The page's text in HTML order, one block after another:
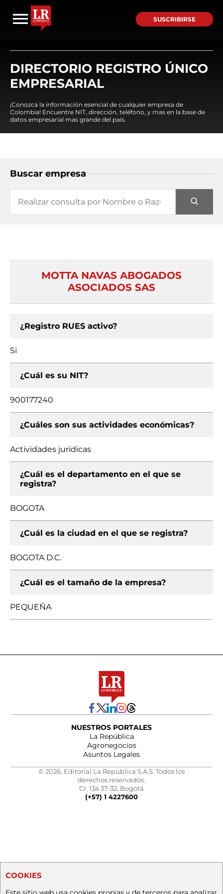
SUSCRIBIRSE
DIRECTORIO REGISTRO ÚNICO
EMPRESARIAL
¡Conozca la información esencial de cualquier empresa de
Colombia! Encuentre NIT, dirección, teléfono, y mas en la base de
datos empresarial mas grande del país.
Buscar empresa
MOTTA NAVAS ABOGADOS
ASOCIADOS SAS
¿Registro RUES activo?
Si
¿Cuál es su NIT?
900177240
¿Cuáles son sus actividades económicas?
Actividades jurídicas
¿Cuál es el departamento en el que se
registra?
BOGOTA
¿Cuál es la ciudad en el que se registra?
BOGOTA D.C.
¿Cuál es el tamaño de la empresa?
PEQUEÑA
NUESTROS PORTALES
La República
Agronegocios
Asuntos Legales
© 2026, Editorial La República S.A.S. Todos los
derechos reservados.
Cr. 13a 37-32, Bogotá
(+57) 1 4227600
COOKIES